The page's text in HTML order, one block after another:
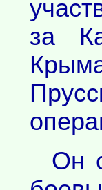
за
Он